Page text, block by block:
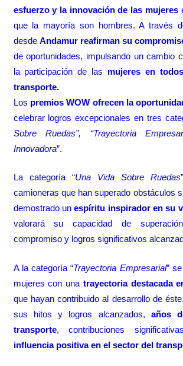
esfuerzo y la innovación de las mujeres
que la mayoría son hombres. A través
desde Andamur reafirman su
de oportunidades, impulsando un cambio
la participación de las mujeres en
transporte.
Los premios WOW ofrecen la
celebrar logros excepcionales en tres
Sobre Ruedas”, “Trayectoria
Innovadora”.
La categoría “Una Vida Sobre Ruedas
camioneras que han superado obstáculos
demostrado unespíritu inspirador en su
valorará su capacidad de
compromiso y logros significativos
A la categoría “Trayectoria Empresarial”
mujeres con una trayectoria destacada
que hayan contribuido al desarrollo de
sus hitos y logros alcanzados, años
transporte, contribuciones
influencia positiva en el sector del